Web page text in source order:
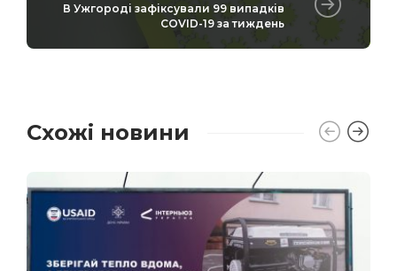
В Ужгороді зафіксували 99 випадків
COVID-19 за тиждень
Схожі новини